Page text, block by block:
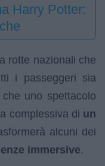
Harry Potter:
rotte nazionali che
i passeggeri sia
uno spettacolo
complessiva di un
alcuni dei
immersive.